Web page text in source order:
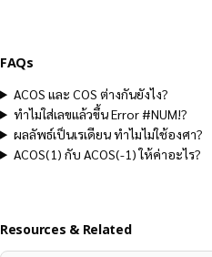
FAQs
ACOS และ COS ต่างกันยังไง?
ทำไมใส่เลขแล้วขึ้น Error #NUM!?
ผลลัพธ์เป็นเรเดียน ทำไมไม่ใช้องศา?
ACOS(1) กับ ACOS(-1) ให้ค่าอะไร?
Resources & Related